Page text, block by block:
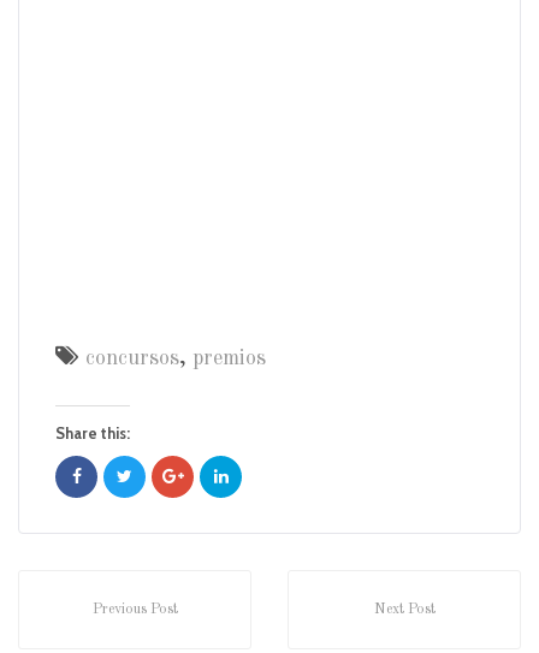
concursos, premios
Share this:
Previous Post Next Post